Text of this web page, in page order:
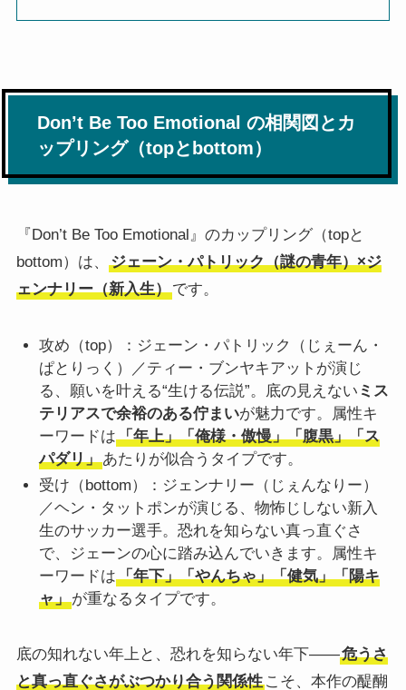
Don’t Be Too Emotional の相関図とカ
ップリング（topとbottom）
『Don’t Be Too Emotional』のカップリング（topと
bottom）は、
ジェーン・パトリック（謎の青年）×ジ
ェンナリー（新入生）です。
攻め（top）：ジェーン・パトリック（じぇーん・
ぱとりっく）／ティー・ブンヤキアットが演じ
る、願いを叶える“生ける伝説”。底の見えない ミス
テリアスで余裕のある佇まいが魅力です。属性キ
ーワードは「年上」「俺様・傲慢」「腹黒」「ス
パダリ」あたりが似合うタイプです。
受け（bottom）：ジェンナリー（じぇんなりー）
／ヘン・タットポンが演じる、物怖じしない新入
生のサッカー選手。恐れを知らない真っ直ぐさ
で、ジェーンの心に踏み込んでいきます。属性キ
ーワードは「年下」「やんちゃ」「健気」「陽キ
ャ」が重なるタイプです。
底の知れない年上と、恐れを知らない年下――危うさ
と真っ直ぐさがぶつかり合う関係性こそ、本作の醍醐